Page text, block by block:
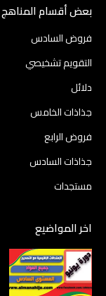
بعض أقسام المناهج
فروض السادس
التقويم تشخيصي
دلائل
جذاذات الخامس
فروض الرابع
جذاذات السادس
مستجدات
اخر المواضيع